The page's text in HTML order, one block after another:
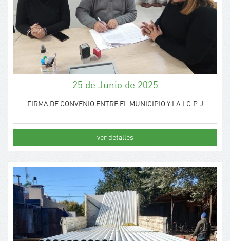
25 de Junio de 2025
FIRMA DE CONVENIO ENTRE EL MUNICIPIO Y LA I.G.P.J
ver detalles